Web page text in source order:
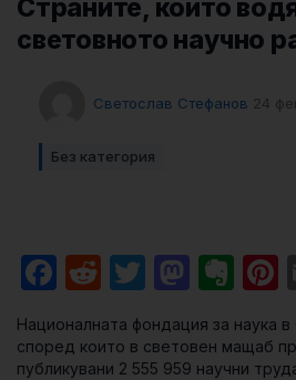
Страните, които
световното научно
Светослав Стефанов 24
Без категория
Facebook
RedditTwitter
Националната фондация за наука
според които в световен мащаб
публикувани 2 555 959 научни